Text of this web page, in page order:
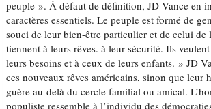
peuple ». À défaut de définition, JD Vance en
caractères essentiels. Le peuple est formé de
souci de leur bien-être particulier et de celui
tiennent à leurs rêves. à leur sécurité. Ils
leurs besoins et à ceux de leurs enfants. » JD
ces nouveaux rêves américains, sinon que leur
guère au-delà du cercle familial ou amical.
populiste ressemble à l’individu des